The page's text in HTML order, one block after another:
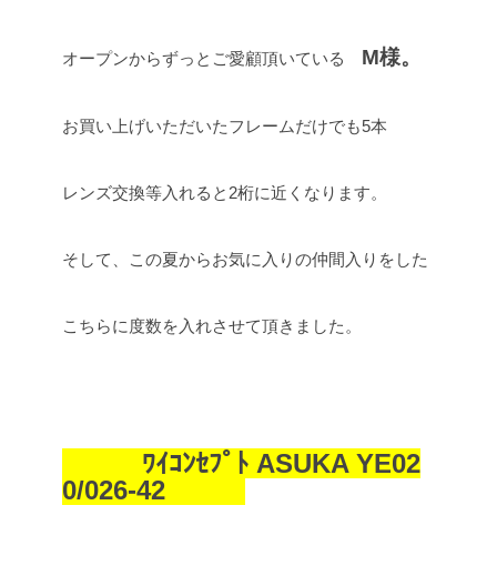
オープンからずっとご愛顧頂いている M様。
お買い上げいただいたフレームだけでも5本
レンズ交換等入れると2桁に近くなります。
そして、この夏からお気に入りの仲間入りをした
こちらに度数を入れさせて頂きました。
ﾜｲｺﾝｾﾌﾟﾄ ASUKA YE02
0/026-42